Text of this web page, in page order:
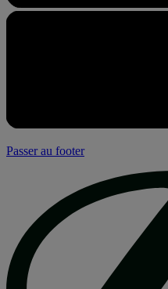
Passer au footer